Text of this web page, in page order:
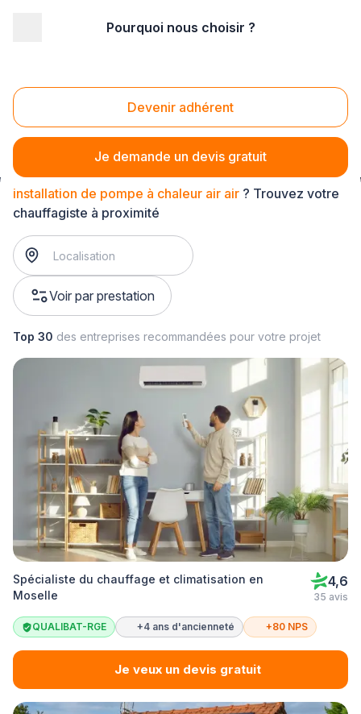
Pourquoi nous choisir ?
Devenir adhérent
Je demande un devis gratuit
Installation de pompe à chaleur air air
installation de pompe à chaleur air air ? Trouvez votre
chauffagiste à proximité
Voir par prestation
Top 30 des entreprises recommandées pour votre projet
Spécialiste du chauffage et climatisation en
Moselle
4,6
35 avis
QUALIBAT-RGE +4 ans d'ancienneté +80 NPS
Je veux un devis gratuit